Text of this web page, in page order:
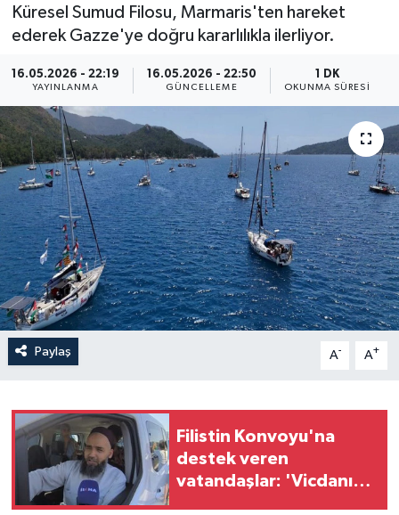
Küresel Sumud Filosu, Marmaris'ten hareket
ederek Gazze'ye doğru kararlılıkla ilerliyor.
16.05.2026 - 22:19
YAYINLANMA
16.05.2026 - 22:50
GÜNCELLEME
1 DK
OKUNMA SÜRESI
Paylaş A- A+
Filistin Konvoyu'na
destek veren
vatandaşlar: 'Vicdanın
Resmi İlanlar
Spor
Yaşam
Anali̇z
Bi̇li̇m & Teknoloji̇
Dünya
Eği̇ti̇m
Tüm Manşetler
Haber Arşivi